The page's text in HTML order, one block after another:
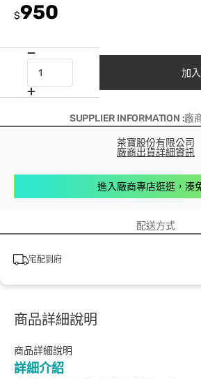
$950
加
SUPPLIER INFORMATION :廠
茶寶股份有限公司
廠商出貨詳細資訊
進入廠商專店逛逛，湊
配送方式
宅配到府
商品詳細說明
商品詳細說明
詳細介紹